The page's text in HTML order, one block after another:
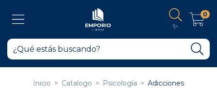
✨
0
Inicio > Catalogo > Psicología > Adicciones